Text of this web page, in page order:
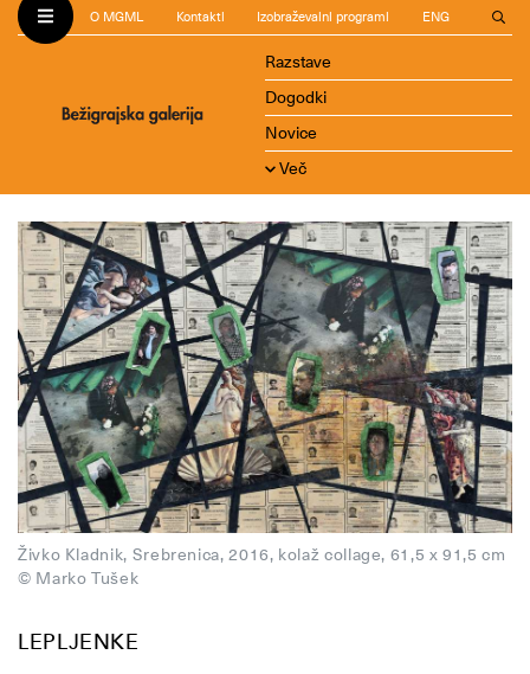
O MGML Kontakti Izobraževalni programi ENG
Razstave
Dogodki
Novice
Več
Živko Kladnik, Srebrenica, 2016, kolaž collage, 61,5 x 91,5 cm
© Marko Tušek
LEPLJENKE